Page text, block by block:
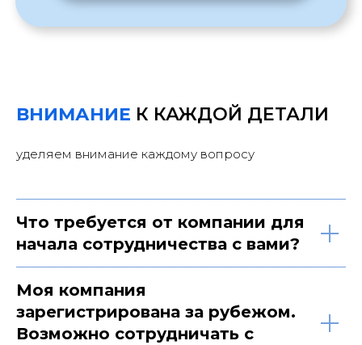
ВНИМАНИЕ К КАЖДОЙ ДЕТАЛИ
уделяем внимание каждому вопросу
Что требуется от компании для
начала сотрудничества с вами?
Моя компания
зарегистрирована за рубежом.
Возможно сотрудничать с